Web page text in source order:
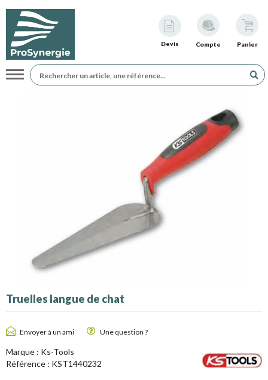
Devis Compte Panier
Navigation
Truelles langue de chat
Envoyer à un ami Une question ?
Marque : Ks-Tools
Référence : KST1440232